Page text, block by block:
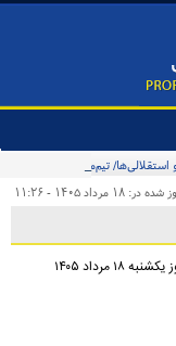
تیم‌ملی ایران پیشنهاد
۱۸ مرداد ۱۴۰۵ - ۱۱:۲۶
مرداد ۱۴۰۵